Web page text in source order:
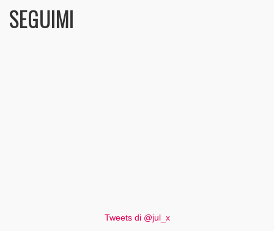
SEGUIMI
Tweets di @jul_x